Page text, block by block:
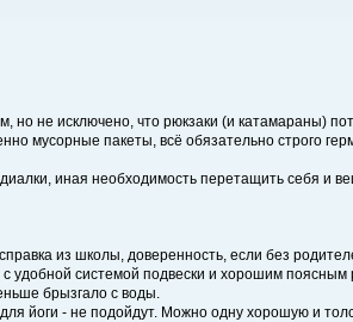
не исключено, что рюкзаки (и катамараны)
мусорные пакеты, всё обязательно строго
иная необходимость перетащить себя и
из школы, доверенность, если без
удобной системой подвески и хорошим поясным
брызгало с воды.
йоги - не подойдут. Можно одну хорошую и